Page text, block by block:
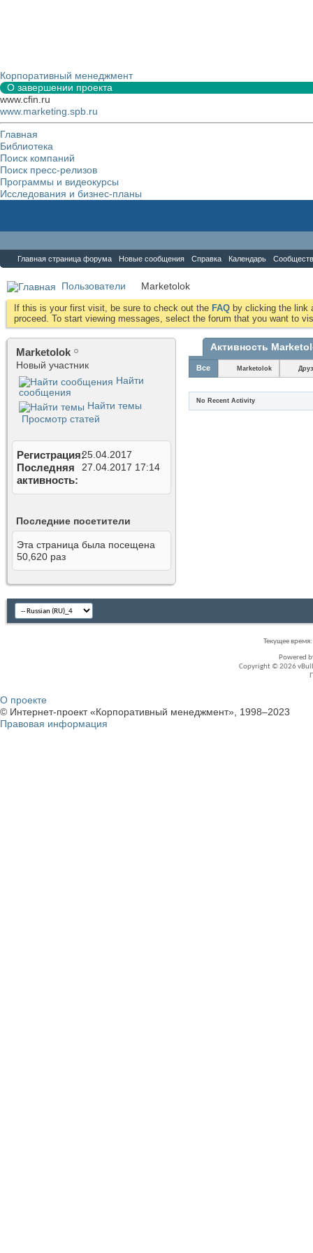
Корпоративный менеджмент
О завершении проекта
www.cfin.ru
www.marketing.spb.ru
Главная
Библиотека
Поиск компаний
Поиск пресс-релизов
Программы и видеокурсы
Исследования и бизнес-планы
Главная страница форума Новые сообщения Справка Календарь
Пользователи Marketolok
If this is your first visit, be sure to check out the FAQ by clicking the link
proceed. To start viewing messages, select the forum that you want to
Marketolok
Новый участник
Найти
сообщения
Найти темы
Просмотр статей
Регистрация25.04.2017
Последняя
активность
27.04.2017 17:14
Последние посетители
Эта страница была посещена
50,620 раз
Активность
Все Marketolok
No Recent Activity
Текущее время:
Powered
Copyright © 2026
О проекте
© Интернет-проект «Корпоративный менеджмент», 1998–2023
Правовая информация